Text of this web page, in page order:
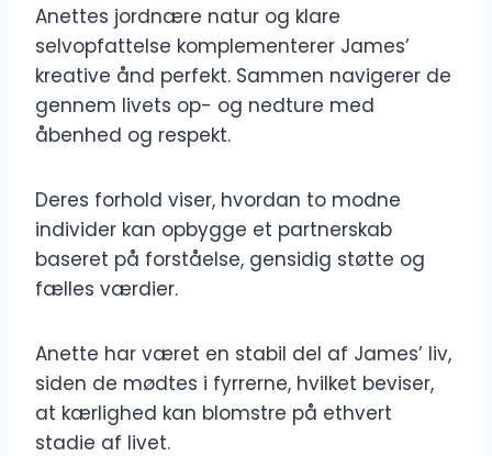
Anettes jordnære natur og klare
selvopfattelse komplementerer James’
kreative ånd perfekt. Sammen navigerer de
gennem livets op- og nedture med
åbenhed og respekt.
Deres forhold viser, hvordan to modne
individer kan opbygge et partnerskab
baseret på forståelse, gensidig støtte og
fælles værdier.
Anette har været en stabil del af James’ liv,
siden de mødtes i fyrrerne, hvilket beviser,
at kærlighed kan blomstre på ethvert
stadie af livet.